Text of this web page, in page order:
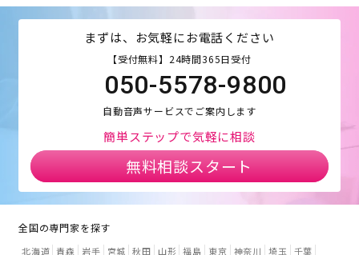
まずは、お気軽にお電話ください
【受付無料】24時間365日受付
050-5578-9800
自動音声サービスでご案内します
簡単ステップで気軽に相談
無料相談スタート
全国の専門家を探す
北海道 青森 岩手 宮城 秋田 山形 福島 東京 神奈川 埼玉
千葉